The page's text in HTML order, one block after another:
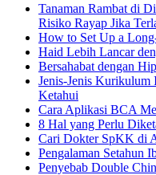
Tanaman Rambat di
Risiko Rayap Jika
How to Set Up a
Haid Lebih Lancar
Bersahabat dengan
Jenis-Jenis Kurikulum
Ketahui
Cara Aplikasi BCA
8 Hal yang Perlu
Cari Dokter SpKK di
Pengalaman Setahun
Penyebab Double